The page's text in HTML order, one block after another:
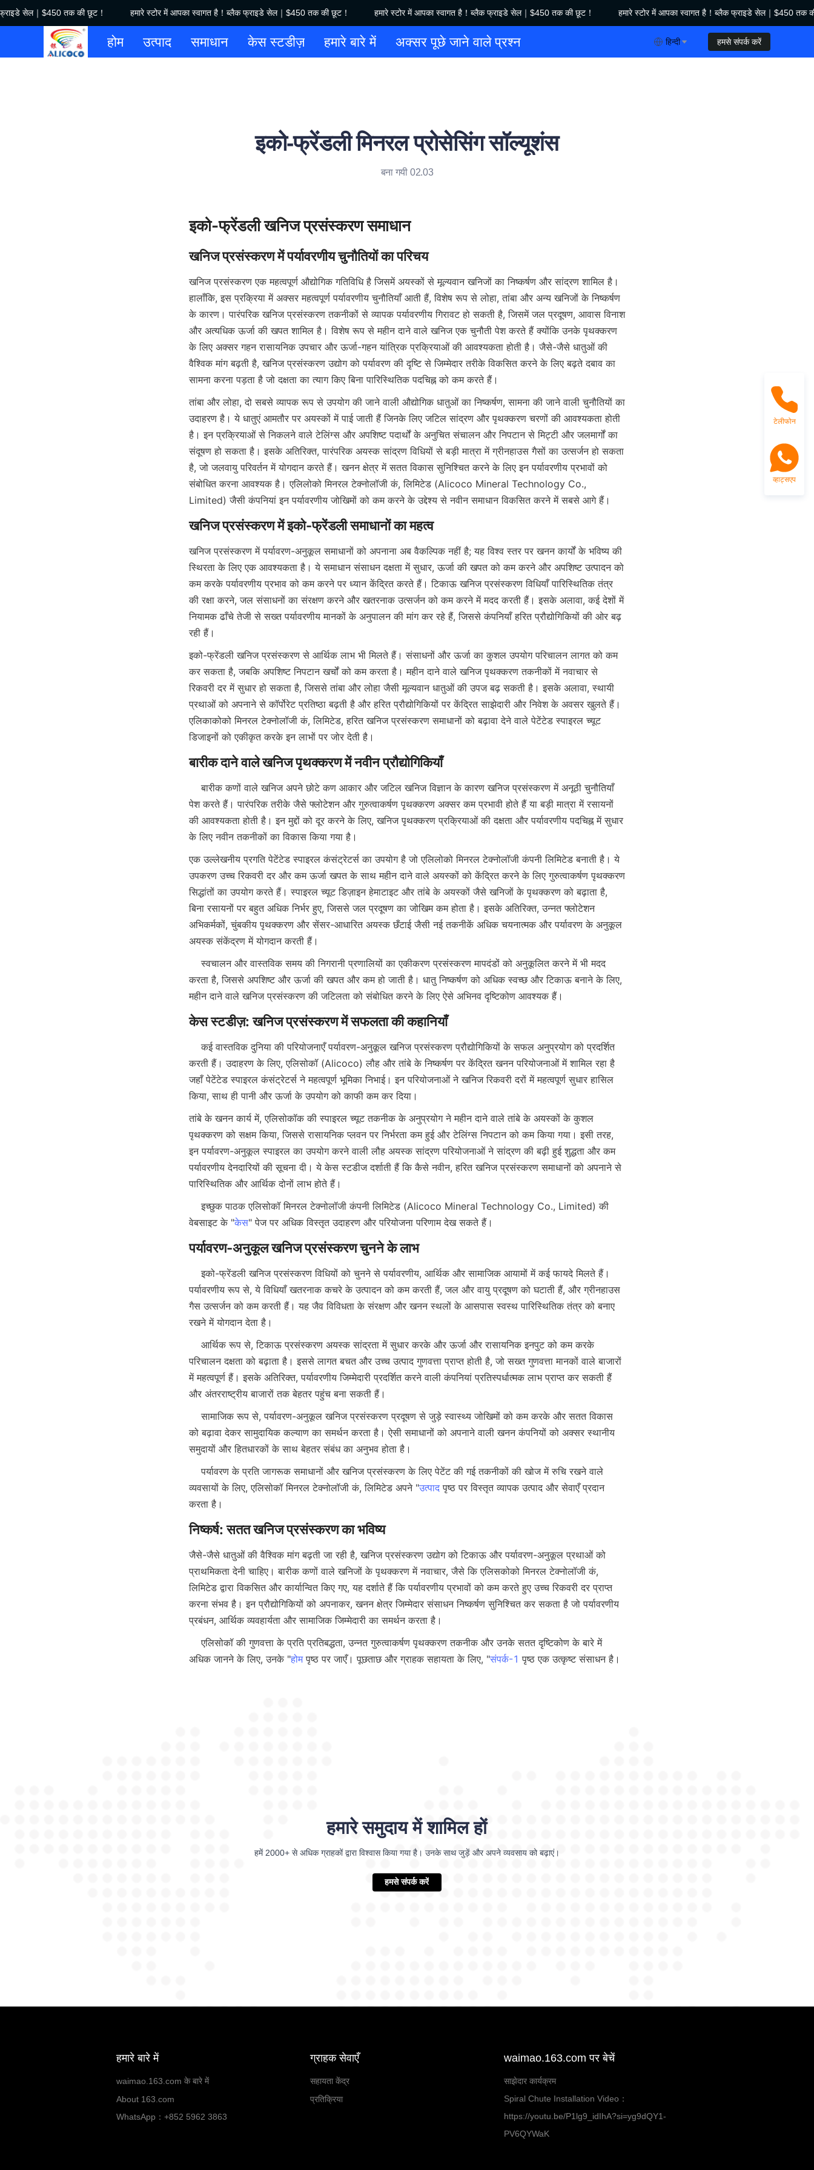
सेल｜$450 तक की छूट！ हमारे स्टोर में आपका स्वागत है！ब्लैक फ्राइडे सेल｜$450 तक की छूट！ हमारे स्टोर में आपका स्वागत है！ब्लैक फ्राइडे सेल｜$450 तक की छूट！
हमारे स्टोर में आपका स्वागत है！ब्लैक फ्राइडे सेल｜$450 तक की
हमारे स्टोर में आपका स्वागत है！ब्लैक फ्राइडे सेल｜$450 तक की छूट！
होम उत्पाद समाधान केस स्टडीज़ हमारे बारे में अक्सर पूछे जाने वाले प्रश्न हिन्दी हमसे संपर्क करें
इको-फ्रेंडली मिनरल प्रोसेसिंग सॉल्यूशंस
बना गयी 02.03
खनिज प्रसंस्करण एक महत्वपूर्ण औद्योगिक गतिविधि है जिसमें अयस्कों से मूल्यवान खनिजों का निष्कर्षण और सांद्रण शामिल है।
हालाँकि, इस प्रक्रिया में अक्सर महत्वपूर्ण पर्यावरणीय चुनौतियाँ आती हैं, विशेष रूप से लोहा, तांबा और अन्य खनिजों के निष्कर्षण
के कारण। पारंपरिक खनिज प्रसंस्करण तकनीकों से व्यापक पर्यावरणीय गिरावट हो सकती है, जिसमें जल प्रदूषण, आवास विनाश
और अत्यधिक ऊर्जा की खपत शामिल है। विशेष रूप से महीन दाने वाले खनिज एक चुनौती पेश करते हैं क्योंकि उनके पृथक्करण
के लिए अक्सर गहन रासायनिक उपचार और ऊर्जा-गहन यांत्रिक प्रक्रियाओं की आवश्यकता होती है। जैसे-जैसे धातुओं की
वैश्विक मांग बढ़ती है, खनिज प्रसंस्करण उद्योग को पर्यावरण की दृष्टि से जिम्मेदार तरीके विकसित करने के लिए बढ़ते दबाव का
सामना करना पड़ता है जो दक्षता का त्याग किए बिना पारिस्थितिक पदचिह्न को कम करते हैं।
तांबा और लोहा, दो सबसे व्यापक रूप से उपयोग की जाने वाली औद्योगिक धातुओं का निष्कर्षण, सामना की जाने वाली चुनौतियों का
उदाहरण है। ये धातुएं आमतौर पर अयस्कों में पाई जाती हैं जिनके लिए जटिल सांद्रण और पृथक्करण चरणों की आवश्यकता होती
है। इन प्रक्रियाओं से निकलने वाले टेलिंग्स और अपशिष्ट पदार्थों के अनुचित संचालन और निपटान से मिट्टी और जलमार्गों का
संदूषण हो सकता है। इसके अतिरिक्त, पारंपरिक अयस्क सांद्रण विधियों से बड़ी मात्रा में ग्रीनहाउस गैसों का उत्सर्जन हो सकता
है, जो जलवायु परिवर्तन में योगदान करते हैं। खनन क्षेत्र में सतत विकास सुनिश्चित करने के लिए इन पर्यावरणीय प्रभावों को
संबोधित करना आवश्यक है। एलिलोको मिनरल टेक्नोलॉजी कं, लिमिटेड (Alicoco Mineral Technology Co.,
Limited) जैसी कंपनियां इन पर्यावरणीय जोखिमों को कम करने के उद्देश्य से नवीन समाधान विकसित करने में सबसे आगे हैं।
खनिज प्रसंस्करण में पर्यावरण-अनुकूल समाधानों को अपनाना अब वैकल्पिक नहीं है; यह विश्व स्तर पर खनन कार्यों के भविष्य की
स्थिरता के लिए एक आवश्यकता है। ये समाधान संसाधन दक्षता में सुधार, ऊर्जा की खपत को कम करने और अपशिष्ट उत्पादन को
कम करके पर्यावरणीय प्रभाव को कम करने पर ध्यान केंद्रित करते हैं। टिकाऊ खनिज प्रसंस्करण विधियाँ पारिस्थितिक तंत्र
की रक्षा करने, जल संसाधनों का संरक्षण करने और खतरनाक उत्सर्जन को कम करने में मदद करती हैं। इसके अलावा, कई देशों में
नियामक ढाँचे तेजी से सख्त पर्यावरणीय मानकों के अनुपालन की मांग कर रहे हैं, जिससे कंपनियाँ हरित प्रौद्योगिकियों की ओर बढ़
रही हैं।
इको-फ्रेंडली खनिज प्रसंस्करण से आर्थिक लाभ भी मिलते हैं। संसाधनों और ऊर्जा का कुशल उपयोग परिचालन लागत को कम
कर सकता है, जबकि अपशिष्ट निपटान खर्चों को कम करता है। महीन दाने वाले खनिज पृथक्करण तकनीकों में नवाचार से
रिकवरी दर में सुधार हो सकता है, जिससे तांबा और लोहा जैसी मूल्यवान धातुओं की उपज बढ़ सकती है। इसके अलावा, स्थायी
प्रथाओं को अपनाने से कॉर्पोरेट प्रतिष्ठा बढ़ती है और हरित प्रौद्योगिकियों पर केंद्रित साझेदारी और निवेश के अवसर खुलते हैं।
एलिकाकोको मिनरल टेक्नोलॉजी कं, लिमिटेड, हरित खनिज प्रसंस्करण समाधानों को बढ़ावा देने वाले पेटेंटेड स्पाइरल च्यूट
डिजाइनों को एकीकृत करके इन लाभों पर जोर देती है।
    बारीक कणों वाले खनिज अपने छोटे कण आकार और जटिल खनिज विज्ञान के कारण खनिज प्रसंस्करण में अनूठी चुनौतियाँ
पेश करते हैं। पारंपरिक तरीके जैसे फ्लोटेशन और गुरुत्वाकर्षण पृथक्करण अक्सर कम प्रभावी होते हैं या बड़ी मात्रा में रसायनों
की आवश्यकता होती है। इन मुद्दों को दूर करने के लिए, खनिज पृथक्करण प्रक्रियाओं की दक्षता और पर्यावरणीय पदचिह्न में सुधार
एक उल्लेखनीय प्रगति पेटेंटेड स्पाइरल कंसंट्रेटर्स का उपयोग है जो एलिलोको मिनरल टेक्नोलॉजी कंपनी लिमिटेड बनाती है। ये
उपकरण उच्च रिकवरी दर और कम ऊर्जा खपत के साथ महीन दाने वाले अयस्कों को केंद्रित करने के लिए गुरुत्वाकर्षण पृथक्करण
सिद्धांतों का उपयोग करते हैं। स्पाइरल च्यूट डिज़ाइन हेमाटाइट और तांबे के अयस्कों जैसे खनिजों के पृथक्करण को बढ़ाता है,
बिना रसायनों पर बहुत अधिक निर्भर हुए, जिससे जल प्रदूषण का जोखिम कम होता है। इसके अतिरिक्त, उन्नत फ्लोटेशन
अभिकर्मकों, चुंबकीय पृथक्करण और सेंसर-आधारित अयस्क छँटाई जैसी नई तकनीकें अधिक चयनात्मक और पर्यावरण के अनुकूल
अयस्क संकेंद्रण में योगदान करती हैं।
    स्वचालन और वास्तविक समय की निगरानी प्रणालियों का एकीकरण प्रसंस्करण मापदंडों को अनुकूलित करने में भी मदद
करता है, जिससे अपशिष्ट और ऊर्जा की खपत और कम हो जाती है। धातु निष्कर्षण को अधिक स्वच्छ और टिकाऊ बनाने के लिए,
    कई वास्तविक दुनिया की परियोजनाएँ पर्यावरण-अनुकूल खनिज प्रसंस्करण प्रौद्योगिकियों के सफल अनुप्रयोग को प्रदर्शित
करती हैं। उदाहरण के लिए, एलिसोकॉ (Alicoco) लौह और तांबे के निष्कर्षण पर केंद्रित खनन परियोजनाओं में शामिल रहा है
जहाँ पेटेंटेड स्पाइरल कंसंट्रेटर्स ने महत्वपूर्ण भूमिका निभाई। इन परियोजनाओं ने खनिज रिकवरी दरों में महत्वपूर्ण सुधार हासिल
तांबे के खनन कार्य में, एलिसोकॉक की स्पाइरल च्यूट तकनीक के अनुप्रयोग ने महीन दाने वाले तांबे के अयस्कों के कुशल
पृथक्करण को सक्षम किया, जिससे रासायनिक प्लवन पर निर्भरता कम हुई और टेलिंग्स निपटान को कम किया गया। इसी तरह,
इन पर्यावरण-अनुकूल स्पाइरल का उपयोग करने वाली लौह अयस्क सांद्रण परियोजनाओं ने सांद्रण की बढ़ी हुई शुद्धता और कम
पर्यावरणीय देनदारियों की सूचना दी। ये केस स्टडीज दर्शाती हैं कि कैसे नवीन, हरित खनिज प्रसंस्करण समाधानों को अपनाने से
पारिस्थितिक और आर्थिक दोनों लाभ होते हैं।
    इच्छुक पाठक एलिसोकॉ मिनरल टेक्नोलॉजी कंपनी लिमिटेड (Alicoco Mineral Technology Co., Limited) की
वेबसाइट के "केस
    इको-फ्रेंडली खनिज प्रसंस्करण विधियों को चुनने से पर्यावरणीय, आर्थिक और सामाजिक आयामों में कई फायदे मिलते हैं।
पर्यावरणीय रूप से, ये विधियाँ खतरनाक कचरे के उत्पादन को कम करती हैं, जल और वायु प्रदूषण को घटाती हैं, और ग्रीनहाउस
गैस उत्सर्जन को कम करती हैं। यह जैव विविधता के संरक्षण और खनन स्थलों के आसपास स्वस्थ पारिस्थितिक तंत्र को बनाए
परिचालन दक्षता को बढ़ाता है। इससे लागत बचत और उच्च उत्पाद गुणवत्ता प्राप्त होती है, जो सख्त गुणवत्ता मानकों वाले बाजारों
में महत्वपूर्ण हैं। इसके अतिरिक्त, पर्यावरणीय जिम्मेदारी प्रदर्शित करने वाली कंपनियां प्रतिस्पर्धात्मक लाभ प्राप्त कर सकती हैं
    सामाजिक रूप से, पर्यावरण-अनुकूल खनिज प्रसंस्करण प्रदूषण से जुड़े स्वास्थ्य जोखिमों को कम करके और सतत विकास
को बढ़ावा देकर सामुदायिक कल्याण का समर्थन करता है। ऐसी समाधानों को अपनाने वाली खनन कंपनियों को अक्सर स्थानीय
    पर्यावरण के प्रति जागरूक समाधानों और खनिज प्रसंस्करण के लिए पेटेंट की गई तकनीकों की खोज में रुचि रखने वाले
व्यवसायों के लिए, एलिसोकॉ मिनरल टेक्नोलॉजी कं, लिमिटेड अपने "उत्पाद पृष्ठ पर विस्तृत व्यापक उत्पाद और सेवाएँ प्रदान
जैसे-जैसे धातुओं की वैश्विक मांग बढ़ती जा रही है, खनिज प्रसंस्करण उद्योग को टिकाऊ और पर्यावरण-अनुकूल प्रथाओं को
प्राथमिकता देनी चाहिए। बारीक कणों वाले खनिजों के पृथक्करण में नवाचार, जैसे कि एलिसकोको मिनरल टेक्नोलॉजी कं,
लिमिटेड द्वारा विकसित और कार्यान्वित किए गए, यह दर्शाते हैं कि पर्यावरणीय प्रभावों को कम करते हुए उच्च रिकवरी दर प्राप्त
करना संभव है। इन प्रौद्योगिकियों को अपनाकर, खनन क्षेत्र जिम्मेदार संसाधन निष्कर्षण सुनिश्चित कर सकता है जो पर्यावरणीय
प्रबंधन, आर्थिक व्यवहार्यता और सामाजिक जिम्मेदारी का समर्थन करता है।
    एलिसोकॉ की गुणवत्ता के प्रति प्रतिबद्धता, उन्नत गुरुत्वाकर्षण पृथक्करण तकनीक और उनके सतत दृष्टिकोण के बारे में
अधिक जानने के लिए, उनके "होम पृष्ठ पर जाएँ। पूछताछ और ग्राहक सहायता के लिए, "संपर्क-1
हमारे समुदाय में शामिल हों
हमें 2000+ से अधिक ग्राहकों द्वारा विश्वास किया गया है। उनके साथ जुड़ें और अपने व्यवसाय को बढ़ाएं।
हमसे संपर्क करें
हमारे बारे में
waimao.163.com के बारे में
About 163.com
WhatsApp：+852 5962 3863
ग्राहक सेवाएँ
सहायता केंद्र
प्रतिक्रिया
waimao.163.com पर बेचें
साझेदार कार्यक्रम
Spiral Chute Installation Video：
https://youtu.be/P1lg9_idIhA?si=yg9dQY1-
PV6QYWaK
टेलीफोन
व्हाट्सएप